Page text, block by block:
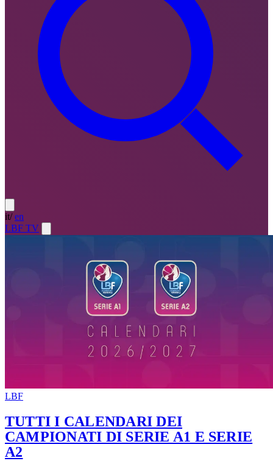
it/ en
LBF TV
LBF
TUTTI I CALENDARI DEI
CAMPIONATI DI SERIE A1 E SERIE
A2